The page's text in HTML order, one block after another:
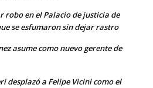
robo en el Palacio de justicia de
se esfumaron sin dejar rastro
asume como nuevo gerente de
desplazó a Felipe Vicini como el